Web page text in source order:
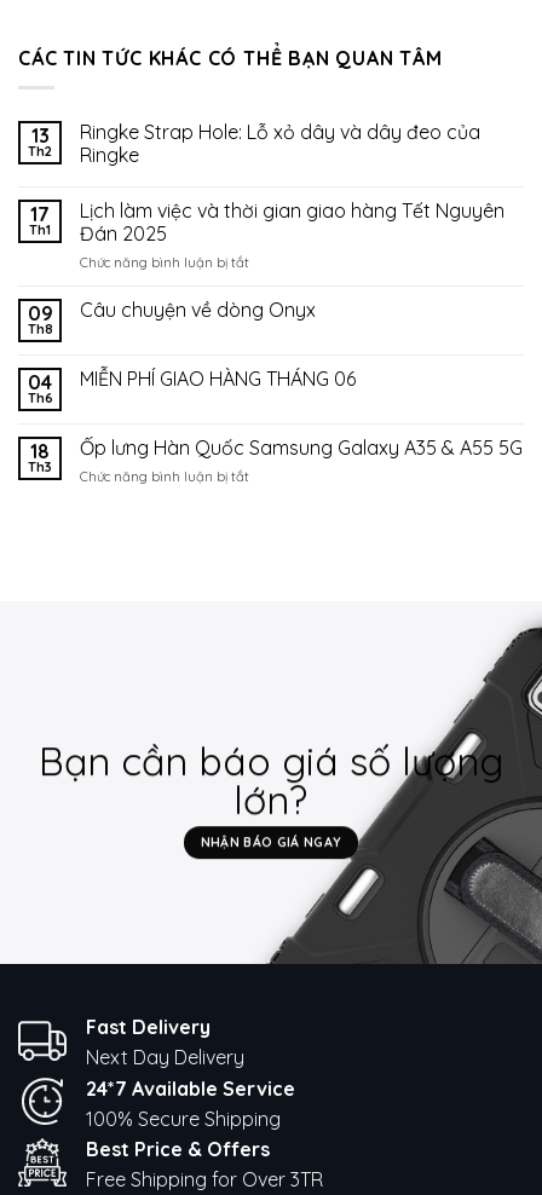
CÁC TIN TỨC KHÁC CÓ THỂ BẠN QUAN TÂM
13
Th2
Ringke Strap Hole: Lỗ xỏ dây và dây đeo của
Ringke
17
Th1
Lịch làm việc và thời gian giao hàng Tết Nguyên
Đán 2025
Chức năng bình luận bị tắtở
làm
việc
gian
Tết
09
Th8
Câu chuyện về dòng Onyx
04
Th6
MIỄN PHÍ GIAO HÀNG THÁNG 06
18
Th3
Ốp lưng Hàn Quốc Samsung Galaxy A35 & A55 5G
Chức năng bình luận bị tắtở
Bạn cần báo giá số lượng
lớn?
NHẬN BÁO GIÁ NGAY
Fast Delivery
Next Day Delivery
24*7 Available Service
100% Secure Shipping
Best Price & Offers
Free Shipping for Over 3TR